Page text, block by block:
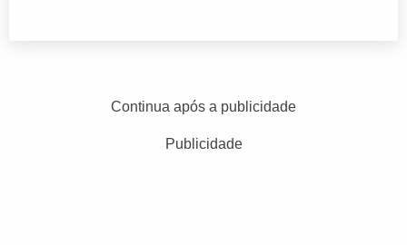
Continua após a publicidade
Publicidade